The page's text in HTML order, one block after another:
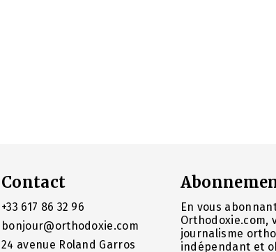
Contact
+33 617 86 32 96
bonjour@orthodoxie.com
24 avenue Roland Garros
En vous
Orthodoxie.com,
journalisme
indépendant et